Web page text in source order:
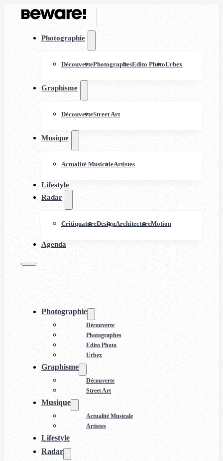
Photographie
DécouvertePhotographesEdito PhotoUrbex
Graphisme
DécouverteStreet Art
Musique
Actualité MusicaleArtistes
Lifestyle
Radar
CritiquatureDesignArchitectureMotion
Agenda
Photographie
Découverte
Photographes
Edito Photo
Urbex
Graphisme
Découverte
Street Art
Musique
Actualité Musicale
Artistes
Lifestyle
Radar